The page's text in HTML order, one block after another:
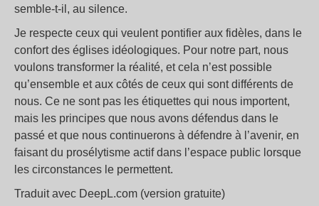
semble-t-il, au silence.
Je respecte ceux qui veulent pontifier aux fidèles, dans le
confort des églises idéologiques. Pour notre part, nous
voulons transformer la réalité, et cela n’est possible
qu’ensemble et aux côtés de ceux qui sont différents de
nous. Ce ne sont pas les étiquettes qui nous importent,
mais les principes que nous avons défendus dans le
passé et que nous continuerons à défendre à l’avenir, en
faisant du prosélytisme actif dans l’espace public lorsque
les circonstances le permettent.
Traduit avec DeepL.com (version gratuite)